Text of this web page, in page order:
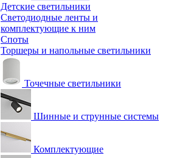
Детские светильники
Светодиодные ленты и
комплектующие к ним
Споты
Торшеры и напольные светильники
Точечные светильники
Шинные и струнные системы
Комплектующие